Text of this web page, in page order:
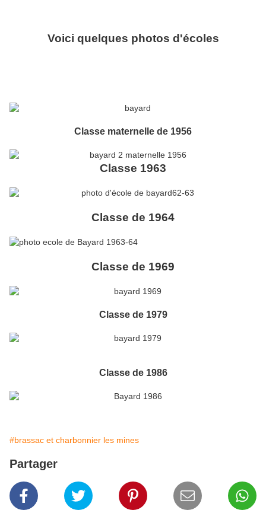
Voici quelques photos d'écoles
Classe maternelle de 1956
Classe 1963
Classe de 1964
Classe de 1969
Classe de 1979
Classe de 1986
#brassac et charbonnier les mines
Partager